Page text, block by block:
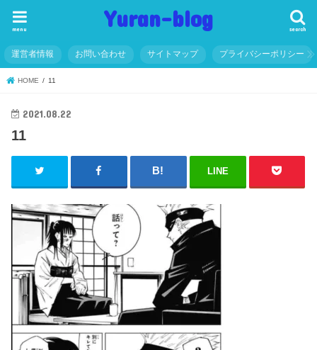
Yuran-blog search
menu
運営者情報 お問い合わせ サイトマップ プライバシーポリシー
HOME 11
2021.08.22
11
LINE